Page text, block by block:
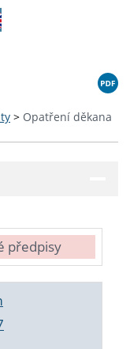
> Opatření děkana
předpisy